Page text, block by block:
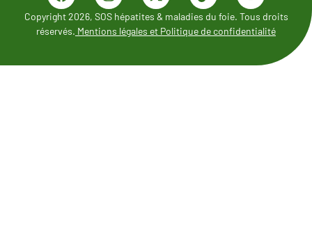
Copyright 2026, SOS hépatites & maladies du foie. Tous droits
réservés. Mentions légales et Politique de confidentialité